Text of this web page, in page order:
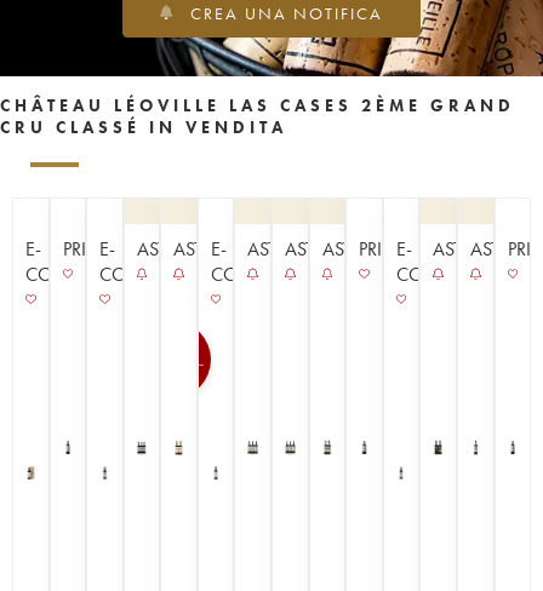
CREA UNA NOTIFICA
CHÂTEAU LÉOVILLE LAS CASES 2ÈME GRAND
CRU CLASSÉ IN VENDITA
E-
COMMERCE
PRIMEURS
E-
COMMERCE
ASTAASTAE-
COMMERCE
ASTAASTAASTAPRIMEURS
E-
COMMERCE
ASTAASTA